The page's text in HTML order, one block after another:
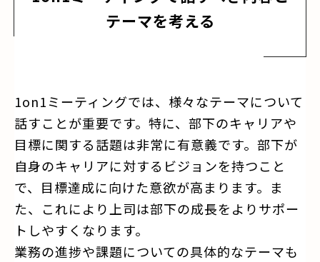
テーマを考える
1on1ミーティングでは、様々なテーマについて
話すことが重要です。特に、部下のキャリアや
目標に関する話題は非常に有意義です。部下が
自身のキャリアに対するビジョンを持つこと
で、目標達成に向けた意欲が高まります。ま
た、これにより上司は部下の成長をよりサポー
トしやすくなります。
業務の進捗や課題についての具体的なテーマも